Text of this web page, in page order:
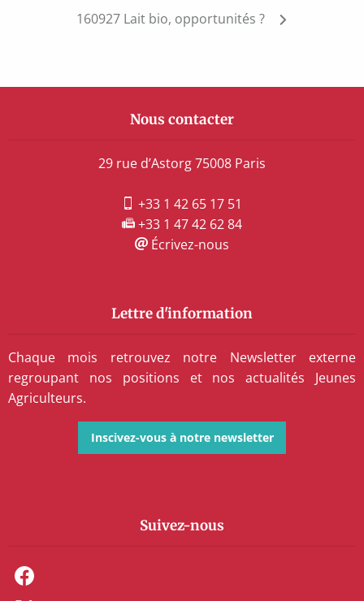
l’article160927 Lait bio, opportunités ?
Nous contacter
29 rue d’Astorg 75008 Paris
+33 1 42 65 17 51
+33 1 47 42 62 84
Écrivez-nous
Lettre d'information
Chaque mois retrouvez notre Newsletter externe
regroupant nos positions et nos actualités Jeunes
Agriculteurs.
Inscivez-vous à notre newsletter
Suivez-nous